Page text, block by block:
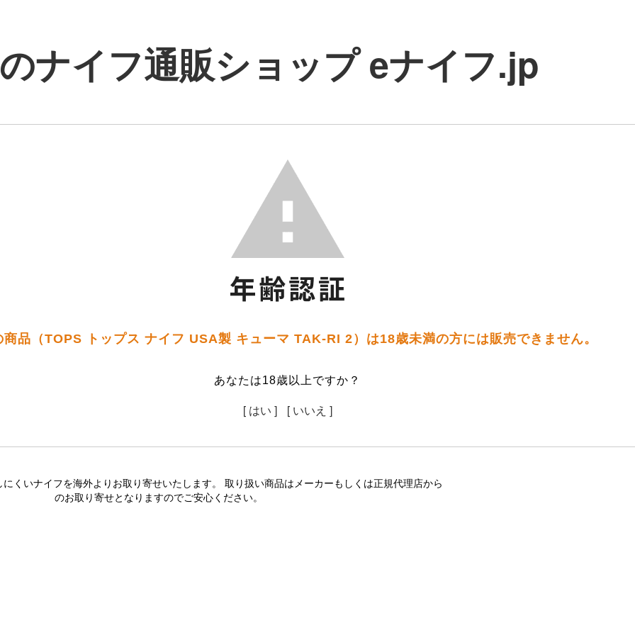
ナイフ通販ショップ eナイフ.jp
商品（TOPS トップス ナイフ USA製 キューマ TAK-RI 2）は18歳未満の方には販売できません。
あなたは18歳以上ですか？
[ はい ] [ いいえ ]
くいナイフを海外よりお取り寄せいたします。 取り扱い商品はメーカーもしくは正規代理店から
のお取り寄せとなりますのでご安心ください。